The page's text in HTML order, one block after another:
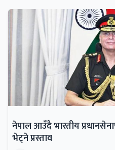
नेपाल आउँदै भारतीय
भेट्ने प्रस्ताव